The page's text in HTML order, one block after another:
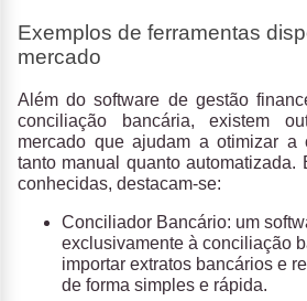
Exemplos de ferramentas
mercado
Além do software de gestão
conciliação bancária, existem
mercado que ajudam a otimizar a
tanto manual quanto automatizada.
conhecidas, destacam-se:
Conciliador Bancário: um
exclusivamente à conciliação
importar extratos bancários e
de forma simples e rápida.